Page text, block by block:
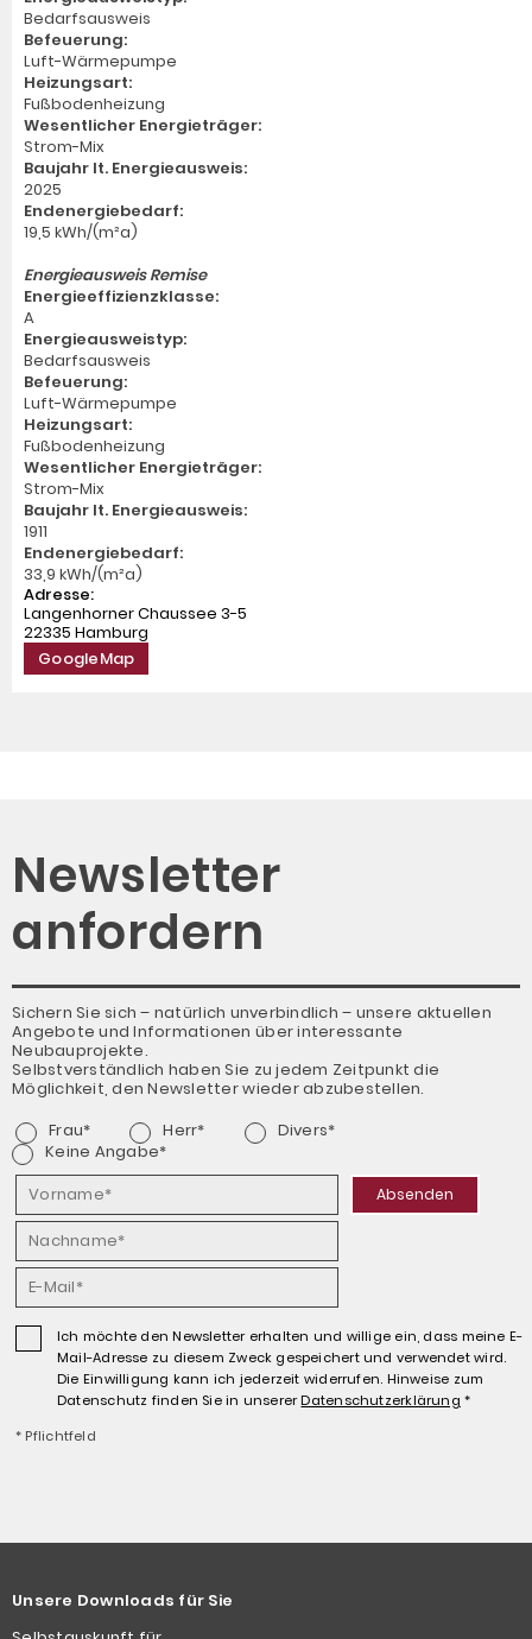
Bedarfsausweis
Befeuerung:
Luft-Wärmepumpe
Heizungsart:
Fußbodenheizung
Wesentlicher Energieträger:
Strom-Mix
Baujahr lt. Energieausweis:
2025
Endenergiebedarf:
19,5 kWh/(m²a)
Energieausweis Remise
Energieeffizienzklasse:
A
Energieausweistyp:
Bedarfsausweis
Befeuerung:
Luft-Wärmepumpe
Heizungsart:
Fußbodenheizung
Wesentlicher Energieträger:
Strom-Mix
Baujahr lt. Energieausweis:
1911
Endenergiebedarf:
33,9 kWh/(m²a)
Adresse:
Langenhorner Chaussee 3-5
22335 Hamburg
GoogleMap
Newsletter
anfordern
Sichern Sie sich – natürlich unverbindlich – unsere aktuellen
Angebote und Informationen über interessante
Neubauprojekte.
Selbstverständlich haben Sie zu jedem Zeitpunkt die
Möglichkeit, den Newsletter wieder abzubestellen.
Frau*
Herr*
Divers*
Keine Angabe*
Absenden
Ich möchte den Newsletter erhalten und willige ein, dass meine E-
Mail-Adresse zu diesem Zweck gespeichert und verwendet wird.
Die Einwilligung kann ich jederzeit widerrufen. Hinweise zum
Datenschutz finden Sie in unsererDatenschutz­erklärung *
* Pflichtfeld
Unsere Downloads für Sie